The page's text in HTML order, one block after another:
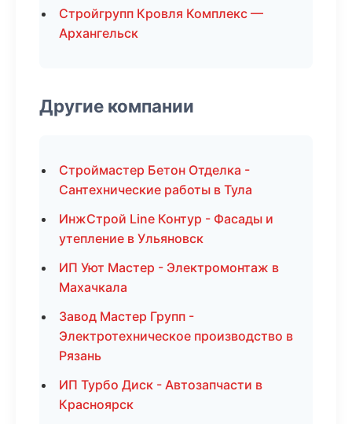
Стройгрупп Кровля Комплекс —
Архангельск
Другие компании
Строймастер Бетон Отделка -
Сантехнические работы в Тула
ИнжСтрой Line Контур - Фасады и
утепление в Ульяновск
ИП Уют Мастер - Электромонтаж в
Махачкала
Завод Мастер Групп -
Электротехническое производство в
Рязань
ИП Турбо Диск - Автозапчасти в
Красноярск